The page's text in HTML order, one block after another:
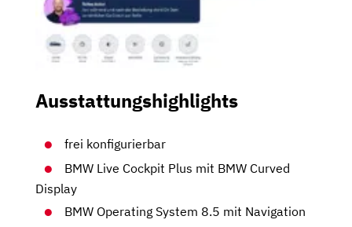
Ausstattungshighlights
frei konfigurierbar
BMW Live Cockpit Plus mit BMW Curved
Display
BMW Operating System 8.5 mit Navigation